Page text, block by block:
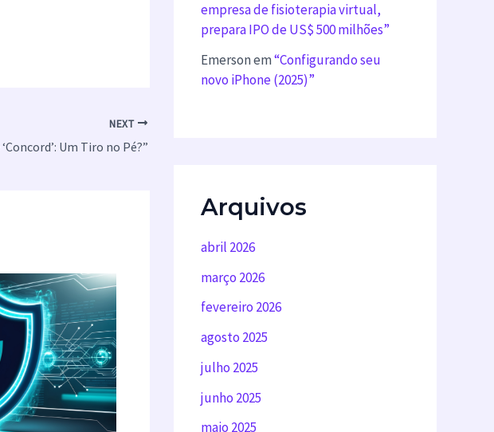
NEXT
Um Tiro no Pé?”
empresa de fisioterapia virtual,
prepara IPO de US$ 500 milhões”
Emersonem“Configurando seu
novo iPhone (2025)”
Arquivos
abril 2026
março 2026
fevereiro 2026
agosto 2025
julho 2025
junho 2025
maio 2025